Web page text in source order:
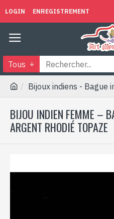
LOGIN ENREGISTREMENT
Tous
Bijoux indiens - Bague
BIJOU INDIEN FEMME –
ARGENT RHODIÉ TOPAZE